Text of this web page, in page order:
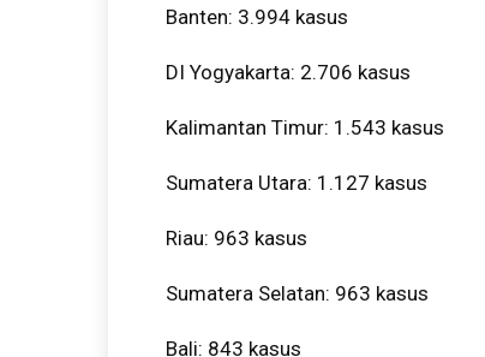
Banten: 3.994 kasus
DI Yogyakarta: 2.706 kasus
Kalimantan Timur: 1.543 kasus
Sumatera Utara: 1.127 kasus
Riau: 963 kasus
Sumatera Selatan: 963 kasus
Bali: 843 kasus